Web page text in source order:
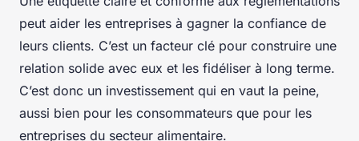
peut aider les entreprises à gagner la confiance de
leurs clients. C’est un facteur clé pour construire une
relation solide avec eux et les fidéliser à long terme.
C’est donc un investissement qui en vaut la peine,
aussi bien pour les consommateurs que pour les
entreprises du secteur alimentaire.